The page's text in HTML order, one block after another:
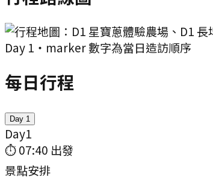
Day 1 ・marker 數字為當日造訪順序
每日行程
Day 1
Day1
⏱07:40 出發
景點安排